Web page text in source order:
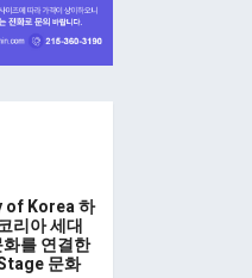
of Korea 하
리아 세대
를 연결한
문화